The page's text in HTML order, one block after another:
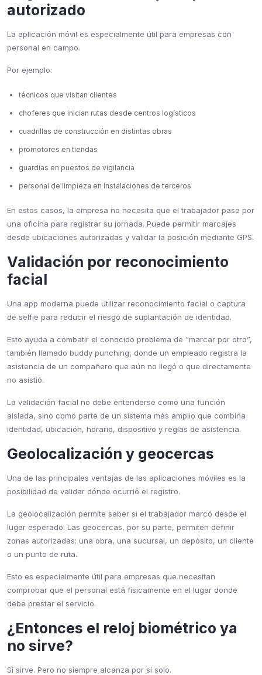
autorizado
La aplicación móvil es especialmente útil para empresas con
personal en campo.
Por ejemplo:
técnicos que visitan clientes
choferes que inician rutas desde centros logísticos
cuadrillas de construcción en distintas obras
promotores en tiendas
guardias en puestos de vigilancia
personal de limpieza en instalaciones de terceros
En estos casos, la empresa no necesita que el trabajador pase por
una oficina para registrar su jornada. Puede permitir marcajes
desde ubicaciones autorizadas y validar la posición mediante GPS.
Validación por reconocimiento
facial
Una app moderna puede utilizar reconocimiento facial o captura
de selfie para reducir el riesgo de suplantación de identidad.
Esto ayuda a combatir el conocido problema de “marcar por otro”,
también llamado buddy punching, donde un empleado registra la
asistencia de un compañero que aún no llegó o que directamente
no asistió.
La validación facial no debe entenderse como una función
aislada, sino como parte de un sistema más amplio que combina
identidad, ubicación, horario, dispositivo y reglas de asistencia.
Geolocalización y geocercas
Una de las principales ventajas de las aplicaciones móviles es la
posibilidad de validar dónde ocurrió el registro.
La geolocalización permite saber si el trabajador marcó desde el
lugar esperado. Las geocercas, por su parte, permiten definir
zonas autorizadas: una obra, una sucursal, un depósito, un cliente
o un punto de ruta.
Esto es especialmente útil para empresas que necesitan
comprobar que el personal está físicamente en el lugar donde
debe prestar el servicio.
¿Entonces el reloj biométrico ya
no sirve?
Sí sirve. Pero no siempre alcanza por sí solo.